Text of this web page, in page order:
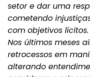
setor e dar uma
cometendo
com objetivos lícitos.
Nos últimos meses
retrocessos em
alterando